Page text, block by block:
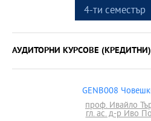
4-ти семестър
АУДИТОРНИ КУРСОВЕ
GENB008
проф. Ивайло
гл. ас. д-р Иво